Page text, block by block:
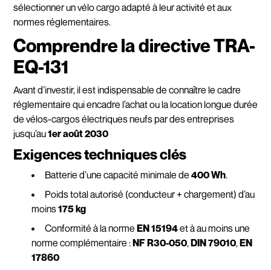
sélectionner un vélo cargo adapté à leur activité et aux
normes réglementaires.
Comprendre la directive TRA-
EQ-131
Avant d’investir, il est indispensable de connaître le cadre
réglementaire qui encadre l’achat ou la location longue durée
de vélos-cargos électriques neufs par des entreprises
jusqu’au1er août 2030
Exigences techniques clés
Batterie d’une capacité minimale de 400 Wh.
Poids total autorisé (conducteur + chargement) d’au
moins175 kg
Conformité à la norme EN 15194et à au moins une
norme complémentaire :NF R30-050,DIN 79010,EN
17860